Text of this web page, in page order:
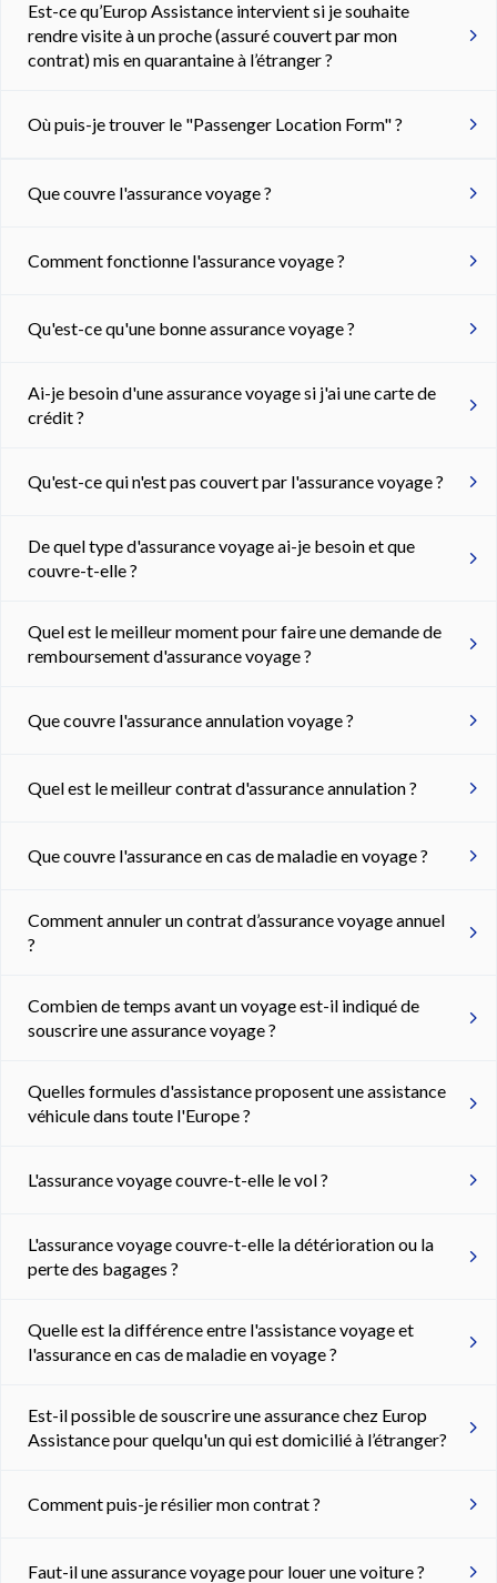
Est-ce qu’Europ Assistance intervient si je souhaite
rendre visite à un proche (assuré couvert par mon
contrat) mis en quarantaine à l’étranger ?
Où puis-je trouver le "Passenger Location Form" ?
Que couvre l'assurance voyage ?
Comment fonctionne l'assurance voyage ?
Qu'est-ce qu'une bonne assurance voyage ?
Ai-je besoin d'une assurance voyage si j'ai une carte de
crédit ?
Qu'est-ce qui n'est pas couvert par l'assurance voyage ?
De quel type d'assurance voyage ai-je besoin et que
couvre-t-elle ?
Quel est le meilleur moment pour faire une demande de
remboursement d'assurance voyage ?
Que couvre l'assurance annulation voyage ?
Quel est le meilleur contrat d'assurance annulation ?
Que couvre l'assurance en cas de maladie en voyage ?
Comment annuler un contrat d’assurance voyage annuel
?
Combien de temps avant un voyage est-il indiqué de
souscrire une assurance voyage ?
Quelles formules d'assistance proposent une assistance
véhicule dans toute l'Europe ?
L'assurance voyage couvre-t-elle le vol ?
L'assurance voyage couvre-t-elle la détérioration ou la
perte des bagages ?
Quelle est la différence entre l'assistance voyage et
l'assurance en cas de maladie en voyage ?
Est-il possible de souscrire une assurance chez Europ
Assistance pour quelqu'un qui est domicilié à l’étranger?
Comment puis-je résilier mon contrat ?
Faut-il une assurance voyage pour louer une voiture ?